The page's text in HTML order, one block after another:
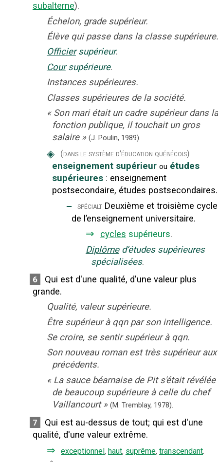
subalterne).
Échelon, grade supérieur.
Élève qui passe dans la classe supérieure.
Officier supérieur.
Cour supérieure.
Instances supérieures.
Classes supérieures de la société.
« Son mari était un cadre supérieur dans la
fonction publique, il touchait un gros
salaire » (J. Poulin, 1989).
◈ (dans le système d’éducation québécois)
enseignement supérieur ou études
supérieures : enseignement
postsecondaire, études postsecondaires.
‒ spécialt Deuxième et troisième
de l’enseignement universitaire.
⇒ cycles supérieurs.
Diplôme d’études supérieures
spécialisées.
6
Qui est d'une qualité, d'une valeur plus
grande.
Qualité, valeur supérieure.
Être supérieur à qqn par son intelligence.
Se croire, se sentir supérieur à qqn.
Son nouveau roman est très supérieur aux
précédents.
« La sauce béarnaise de Pit s'était révélée
de beaucoup supérieure à celle du chef
Vaillancourt » (M. Tremblay, 1978).
7 Qui est au-dessus de tout; qui est d'une
qualité, d'une valeur extrême.
⇒ exceptionnel, haut, suprême, transcendant.